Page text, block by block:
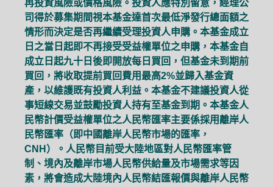
再投資風險或價格風險。投資人應特別留意，經理公
司得於募集期間視本基金達首次最低淨發行總面額之
情形而決定是否再繼續受理投資人申購。本基金成立
日之當日起即不再接受受益權單位之申購，本基金自
成立日起九十日後即開放每日買回，但基金未到期前
買回，將收取提前買回費用最高2%並歸入基金資
產，以維護既有投資人利益。本基金不建議投資人從
事短線交易並鼓勵投資人持有至基金到期。本基金人
民幣計價受益權單位之人民幣匯率主要係採用離岸人
民幣匯率（即中國離岸人民幣市場的匯率，
CNH）。人民幣目前受大陸地區對人民幣匯率管
制、境內及離岸市場人民幣供給量及市場需求等因
素，將會造成大陸境內人民幣結匯報價與離岸人民幣